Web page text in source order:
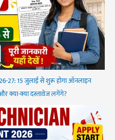
27: 15 जुलाई से शुरू होगा ऑनलाइन
क्या-क्या दस्तावेज लगेंगे?